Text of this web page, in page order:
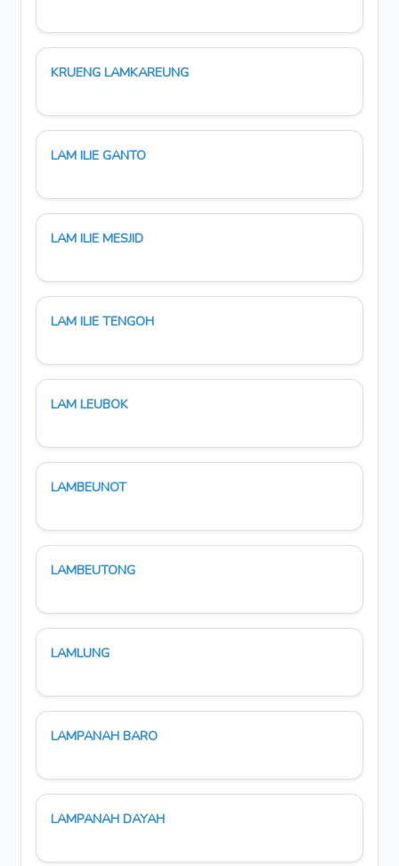
KRUENG LAMKAREUNG
LAM ILIE GANTO
LAM ILIE MESJID
LAM ILIE TENGOH
LAM LEUBOK
LAMBEUNOT
LAMBEUTONG
LAMLUNG
LAMPANAH BARO
LAMPANAH DAYAH